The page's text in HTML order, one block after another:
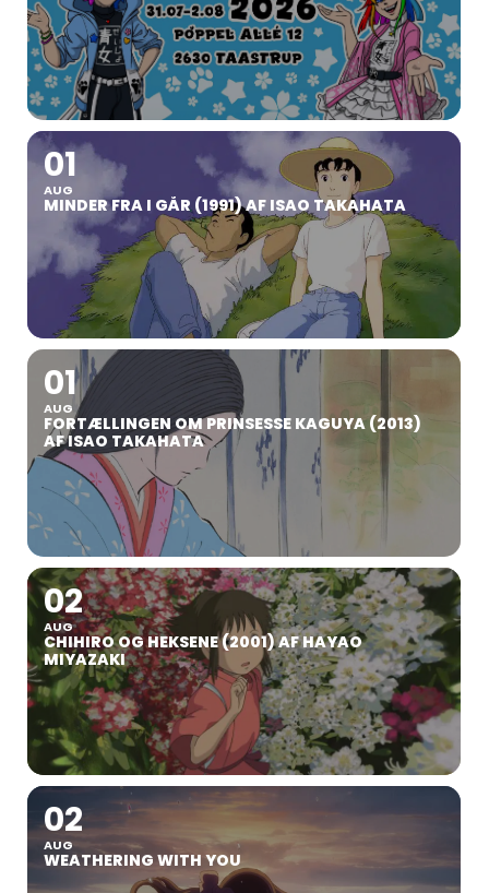
01
AUG
MINDER FRA I GÅR (1991) AF ISAO TAKAHATA
01
AUG
FORTÆLLINGEN OM PRINSESSE KAGUYA (2013)
AF ISAO TAKAHATA
02
AUG
CHIHIRO OG HEKSENE (2001) AF HAYAO
MIYAZAKI
02
AUG
WEATHERING WITH YOU